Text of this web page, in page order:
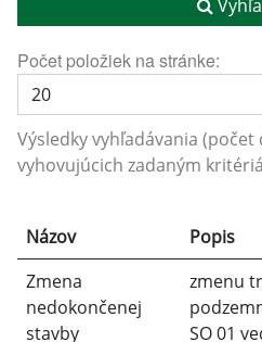
Počet položiek na stránke:
Výsledky vyhľadávania
vyhovujúcich zadaným
Názov
Popis
Zmena
nedokončenej
stavby
zmenu
SO 01